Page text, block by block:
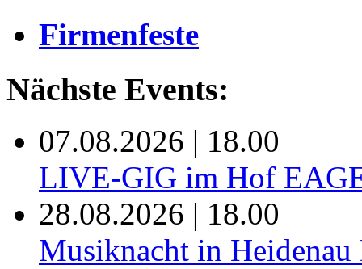
Firmenfeste
Nächste Events:
07.08.2026 | 18.00
LIVE-GIG im Hof
28.08.2026 | 18.00
Musiknacht in